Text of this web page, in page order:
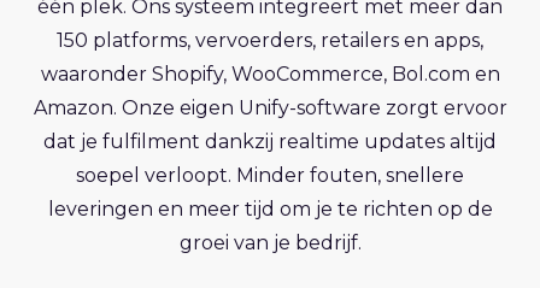
één plek. Ons systeem integreert met meer dan
150 platforms, vervoerders, retailers en apps,
waaronder Shopify, WooCommerce, Bol.com en
Amazon. Onze eigen Unify-software zorgt ervoor
dat je fulfilment dankzij realtime updates altijd
soepel verloopt. Minder fouten, snellere
leveringen en meer tijd om je te richten op de
groei van je bedrijf.